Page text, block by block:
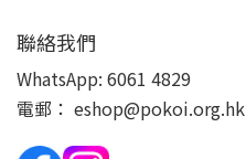
聯絡我們
WhatsApp: 6061 4829
電郵： eshop@pokoi.org.hk